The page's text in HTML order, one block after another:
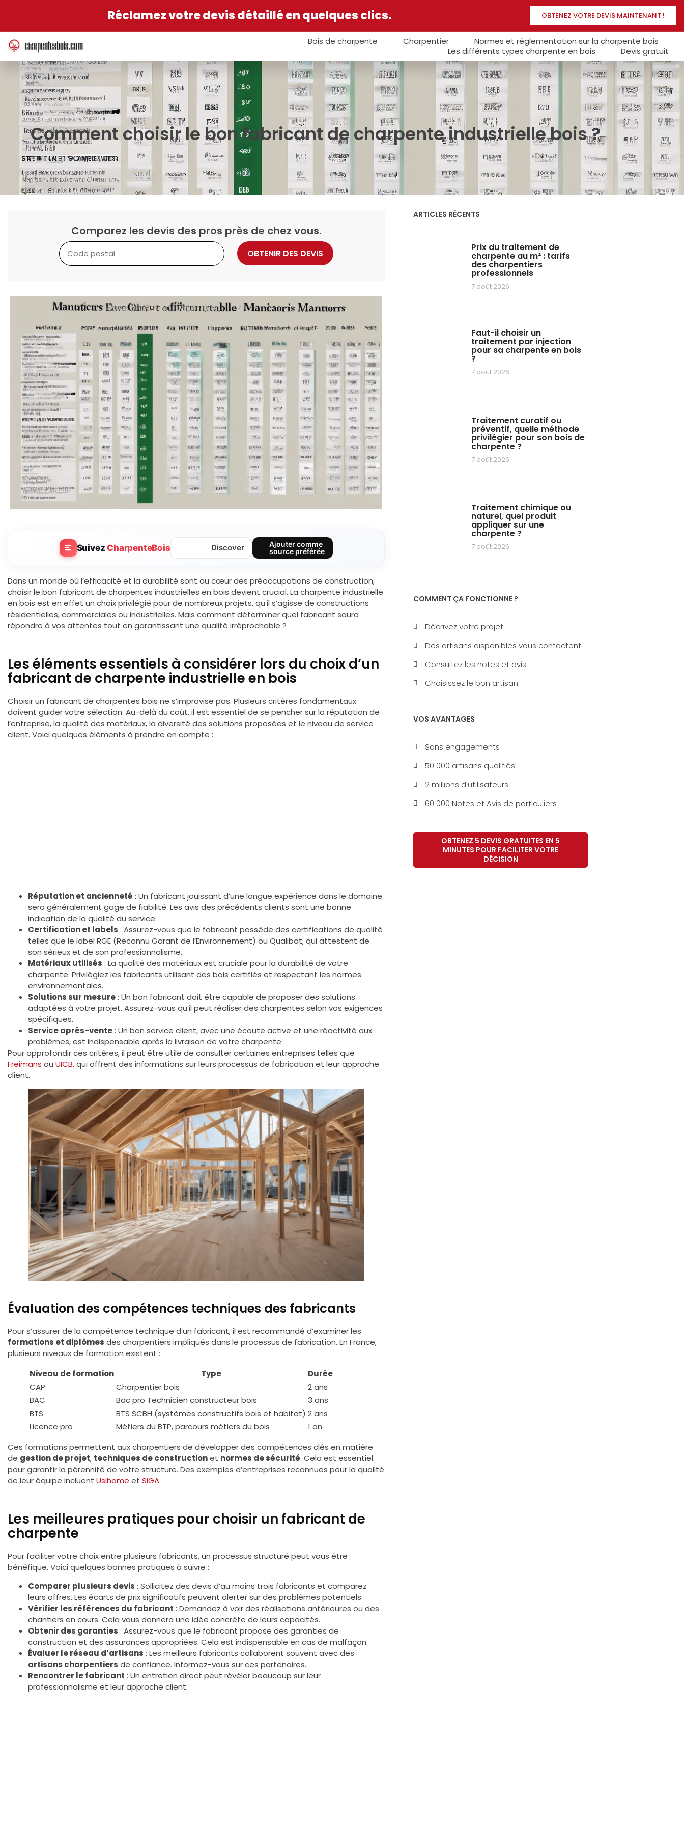
Réclamez votre devis détaillé en quelques clics. OBTENEZ VOTRE DEVIS MAINTENANT !
Bois de charpente Charpentier
Normes et réglementation sur la charpente bois
Les différents types charpente en bois
Devis gratuit
Comment choisir le bon fabricant de charpente industrielle bois ?
Comparez les devis des pros près de chez vous.
OBTENIR DES DEVIS
SuivezCharpenteBois Discover
Ajouter comme
source préférée
Dans un monde où l’efficacité et la durabilité sont au cœur des préoccupations de construction,
choisir le bon fabricant de charpentes industrielles en bois devient crucial. La charpente industrielle
en bois est en effet un choix privilégié pour de nombreux projets, qu’il s’agisse de constructions
résidentielles, commerciales ou industrielles. Mais comment déterminer quel fabricant saura
répondre à vos attentes tout en garantissant une qualité irréprochable ?
Les éléments essentiels à considérer lors du choix d’un
fabricant de charpente industrielle en bois
Choisir un fabricant de charpentes bois ne s’improvise pas. Plusieurs critères fondamentaux
doivent guider votre sélection. Au-delà du coût, il est essentiel de se pencher sur la réputation de
l’entreprise, la qualité des matériaux, la diversité des solutions proposées et le niveau de service
client. Voici quelques éléments à prendre en compte :
Réputation et ancienneté : Un fabricant jouissant d’une longue expérience dans le domaine
sera généralement gage de fiabilité. Les avis des précédents clients sont une bonne
indication de la qualité du service.
Certification et labels : Assurez-vous que le fabricant possède des certifications de qualité
telles que le label RGE (Reconnu Garant de l’Environnement) ou Qualibat, qui attestent de
son sérieux et de son professionnalisme.
Matériaux utilisés : La qualité des matériaux est cruciale pour la durabilité de votre
charpente. Privilégiez les fabricants utilisant des bois certifiés et respectant les normes
environnementales.
Solutions sur mesure: Un bon fabricant doit être capable de proposer des solutions
adaptées à votre projet. Assurez-vous qu’il peut réaliser des charpentes selon vos exigences
spécifiques.
Service après-vente: Un bon service client, avec une écoute active et une réactivité aux
problèmes, est indispensable après la livraison de votre charpente.
Pour approfondir ces critères, il peut être utile de consulter certaines entreprises telles que
Freimans ou UICB, qui offrent des informations sur leurs processus de fabrication et leur approche
client.
Évaluation des compétences techniques des fabricants
Pour s’assurer de la compétence technique d’un fabricant, il est recommandé d’examiner les
formations et diplômes des charpentiers impliqués dans le processus de fabrication. En France,
plusieurs niveaux de formation existent :
Niveau de formation
Type
Durée
CAP
Charpentier bois
2 ans
BAC
Bac pro Technicien constructeur bois
3 ans
BTS
BTS SCBH (systèmes constructifs bois et habitat) 2 ans
Licence pro
Métiers du BTP, parcours métiers du bois
1 an
Ces formations permettent aux charpentiers de développer des compétences clés en matière
de gestion de projet, techniques de constructionet normes de sécurité. Cela est essentiel
pour garantir la pérennité de votre structure. Des exemples d’entreprises reconnues pour la qualité
de leur équipe incluent Usihome et SIGA.
Les meilleures pratiques pour choisir un fabricant de
charpente
Pour faciliter votre choix entre plusieurs fabricants, un processus structuré peut vous être
bénéfique. Voici quelques bonnes pratiques à suivre :
Comparer plusieurs devis : Sollicitez des devis d’au moins trois fabricants et comparez
leurs offres. Les écarts de prix significatifs peuvent alerter sur des problèmes potentiels.
Vérifier les références du fabricant : Demandez à voir des réalisations antérieures ou des
chantiers en cours. Cela vous donnera une idée concrète de leurs capacités.
Obtenir des garanties : Assurez-vous que le fabricant propose des garanties de
construction et des assurances appropriées. Cela est indispensable en cas de malfaçon.
Évaluer le réseau d’artisans : Les meilleurs fabricants collaborent souvent avec des
artisans charpentiers de confiance. Informez-vous sur ces partenaires.
Rencontrer le fabricant : Un entretien direct peut révéler beaucoup sur leur
professionnalisme et leur approche client.
ARTICLES RÉCENTS
Prix du traitement de
charpente au m² : tarifs
des charpentiers
professionnels
7 août 2026
Faut-il choisir un
traitement par injection
pour sa charpente en bois
?
7 août 2026
Traitement curatif ou
préventif, quelle méthode
privilégier pour son bois de
charpente ?
7 août 2026
Traitement chimique ou
naturel, quel produit
appliquer sur une
charpente ?
7 août 2026
COMMENT ÇA FONCTIONNE ?
Décrivez votre projet
Des artisans disponibles vous contactent
Consultez les notes et avis
Choisissez le bon artisan
VOS AVANTAGES
Sans engagements
50 000 artisans qualifiés
2 millions d'utilisateurs
60 000 Notes et Avis de particuliers
OBTENEZ 5 DEVIS GRATUITES EN 5
MINUTES POUR FACILITER VOTRE
DÉCISION